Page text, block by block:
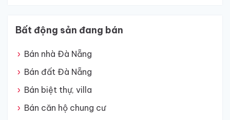
Bất động sản đang bán
Bán nhà Đà Nẵng
Bán đất Đà Nẵng
Bán biệt thự, villa
Bán căn hộ chung cư